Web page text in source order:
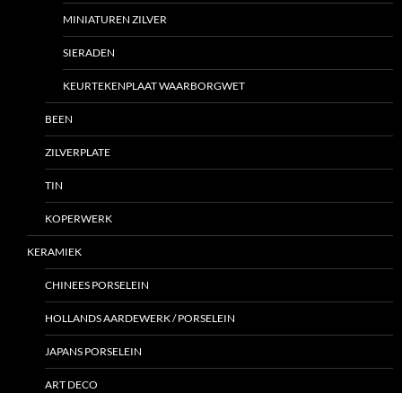
MINIATUREN ZILVER
SIERADEN
KEURTEKENPLAAT WAARBORGWET
BEEN
ZILVERPLATE
TIN
KOPERWERK
KERAMIEK
CHINEES PORSELEIN
HOLLANDS AARDEWERK / PORSELEIN
JAPANS PORSELEIN
ART DECO